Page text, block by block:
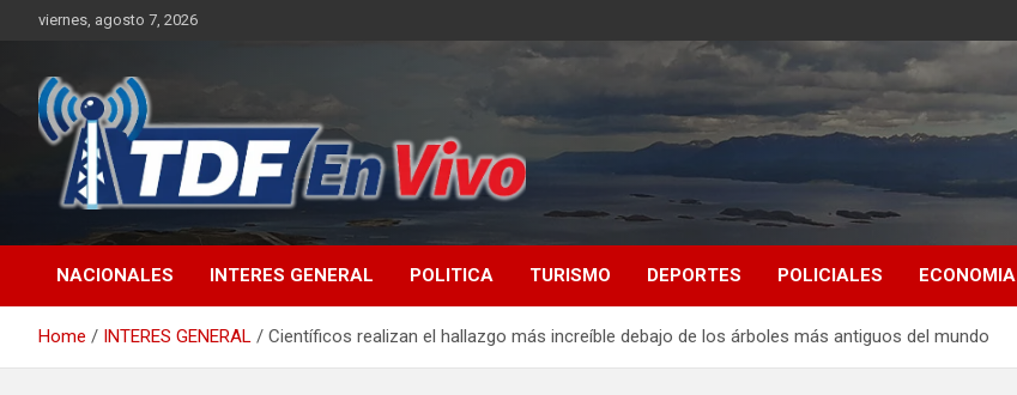
viernes, agosto 7, 2026
NACIONALES INTERES GENERAL POLITICA TURISMO DEPORTES POLICIALES ECONOMIA
Home INTERES GENERAL Científicos realizan el hallazgo más increíble debajo de los árboles más antiguos del mundo